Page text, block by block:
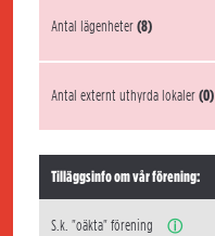
Antal lägenheter(8)
Antal externt uthyrda lokaler(0)
Tilläggsinfo om vår förening:
S.k. "oäkta" förening ⓘ